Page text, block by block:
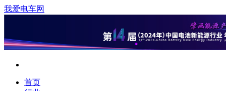
我爱电车网
首页